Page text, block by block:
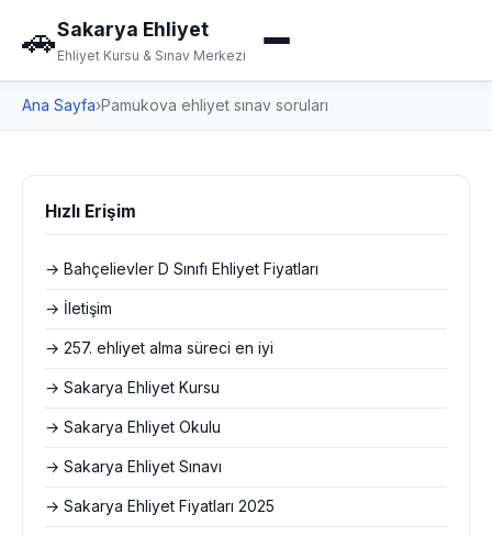
🚗Sakarya Ehliyet
Ehliyet Kursu & Sınav Merkezi
Ana Sayfa›Pamukova ehliyet sınav soruları
Hızlı Erişim
→ Bahçelievler D Sınıfı Ehliyet Fiyatları
→ İletişim
→ 257. ehliyet alma süreci en iyi
→ Sakarya Ehliyet Kursu
→ Sakarya Ehliyet Okulu
→ Sakarya Ehliyet Sınavı
→ Sakarya Ehliyet Fiyatları 2025